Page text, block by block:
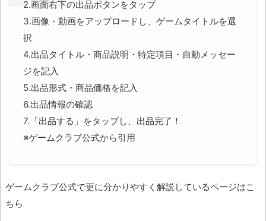
2.画面右下の出品ボタンをタップ
3.画像・動画をアップロードし、ゲームタイトルを選
択
4.出品タイトル・商品説明・特定項目・自動メッセー
ジを記入
5.出品形式・商品価格を記入
6.出品情報の確認
7.「出品する」をタップし、出品完了！
※ゲームクラブ公式から引用
ゲームクラブ公式で更に分かりやすく解説しているページはこ
ちら